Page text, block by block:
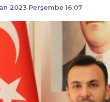
2023 Perşembe 16:07